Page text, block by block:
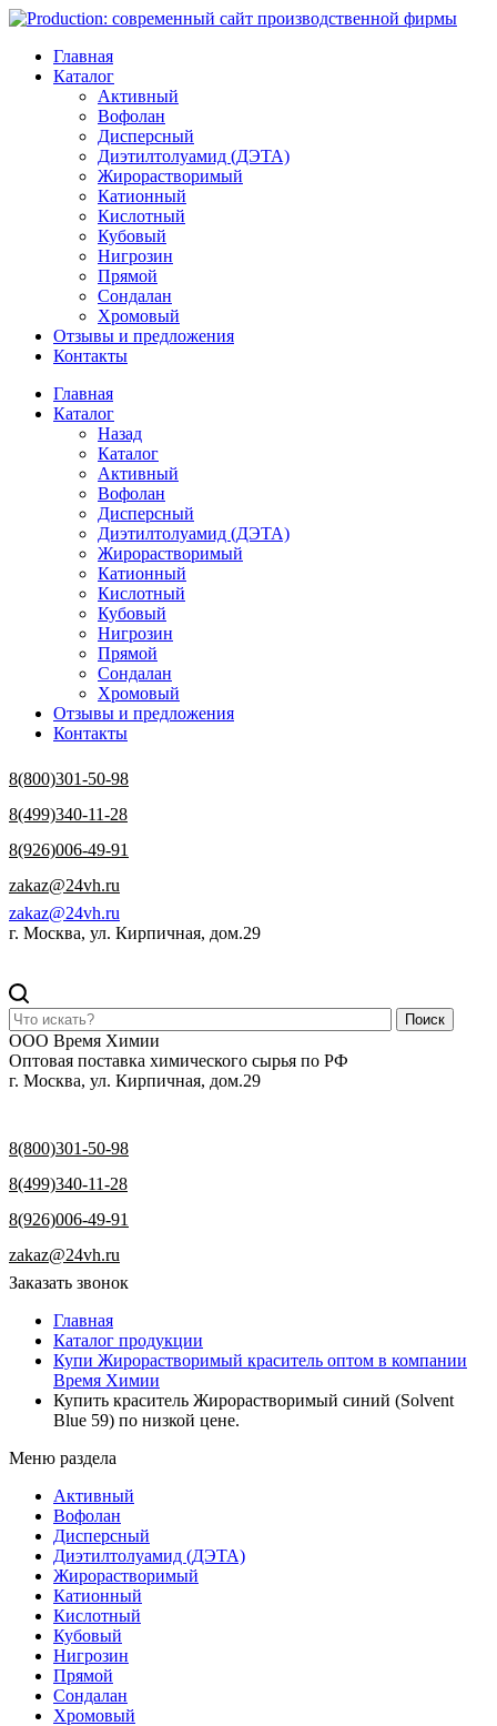
Главная
Каталог
Активный
Вофолан
Дисперсный
Диэтилтолуамид (ДЭТА)
Жирорастворимый
Катионный
Кислотный
Кубовый
Нигрозин
Прямой
Сондалан
Хромовый
Отзывы и предложения
Контакты
Главная
Каталог
Назад
Каталог
Активный
Вофолан
Дисперсный
Диэтилтолуамид (ДЭТА)
Жирорастворимый
Катионный
Кислотный
Кубовый
Нигрозин
Прямой
Сондалан
Хромовый
Отзывы и предложения
Контакты
8(800)301-50-98
8(499)340-11-28
8(926)006-49-91
zakaz@24vh.ru
zakaz@24vh.ru
г. Москва, ул. Кирпичная, дом.29
Поиск
ООО Время Химии
Оптовая поставка химического сырья по РФ
г. Москва, ул. Кирпичная, дом.29
8(800)301-50-98
8(499)340-11-28
8(926)006-49-91
zakaz@24vh.ru
Заказать звонок
Главная
Каталог продукции
Купи Жирорастворимый краситель оптом в компании
Время Химии
Купить краситель Жирорастворимый синий (Solvent
Blue 59) по низкой цене.
Меню раздела
Активный
Вофолан
Дисперсный
Диэтилтолуамид (ДЭТА)
Жирорастворимый
Катионный
Кислотный
Кубовый
Нигрозин
Прямой
Сондалан
Хромовый